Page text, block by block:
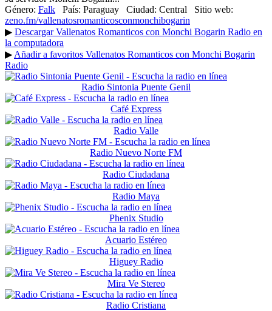
Género: Falk País: Paraguay Ciudad: Central Sitio web:
zeno.fm/vallenatosromanticosconmonchibogarin
▶ Descargar Vallenatos Romanticos con Monchi Bogarin Radio en
la computadora
▶ Añadir a favoritos Vallenatos Romanticos con Monchi Bogarin
Radio
Radio Sintonia Puente Genil
Café Express
Radio Valle
Radio Nuevo Norte FM
Radio Ciudadana
Radio Maya
Phenix Studio
Acuario Estéreo
Higuey Radio
Mira Ve Stereo
Radio Cristiana